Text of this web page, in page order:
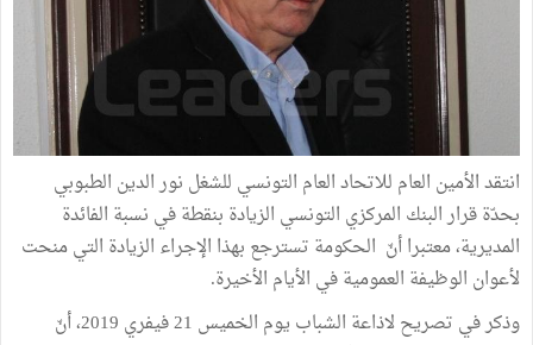
انتقد الأمين العام للاتحاد العام التونسي للشغل نور الدين الطبوبي
بحدّة قرار البنك المركزي التونسي الزيادة بنقطة في نسبة الفائدة
المديرية، معتبرا أنّ الحكومة تسترجع بهذا الإجراء الزيادة التي منحت
لأعوان الوظيفة العمومية في الأيام الأخيرة.
وذكر في تصريح لاذاعة الشباب يوم الخميس 21 فيفري 2019، أنّ